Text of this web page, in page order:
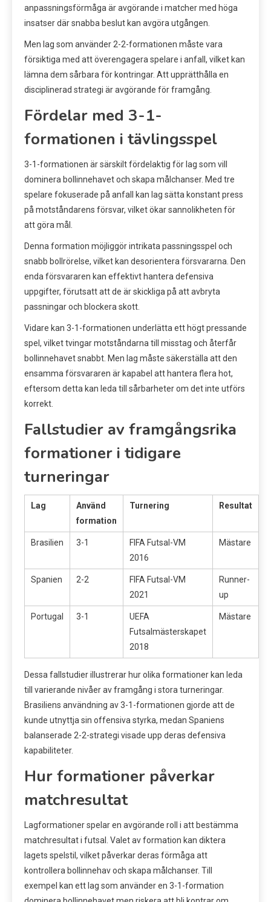
anpassningsförmåga är avgörande i matcher med höga
insatser där snabba beslut kan avgöra utgången.
Men lag som använder 2-2-formationen måste vara
försiktiga med att överengagera spelare i anfall, vilket kan
lämna dem sårbara för kontringar. Att upprätthålla en
disciplinerad strategi är avgörande för framgång.
Fördelar med 3-1-
formationen i tävlingsspel
3-1-formationen är särskilt fördelaktig för lag som vill
dominera bollinnehavet och skapa målchanser. Med tre
spelare fokuserade på anfall kan lag sätta konstant press
på motståndarens försvar, vilket ökar sannolikheten för
att göra mål.
Denna formation möjliggör intrikata passningsspel och
snabb bollrörelse, vilket kan desorientera försvararna. Den
enda försvararen kan effektivt hantera defensiva
uppgifter, förutsatt att de är skickliga på att avbryta
passningar och blockera skott.
Vidare kan 3-1-formationen underlätta ett högt pressande
spel, vilket tvingar motståndarna till misstag och återfår
bollinnehavet snabbt. Men lag måste säkerställa att den
ensamma försvararen är kapabel att hantera flera hot,
eftersom detta kan leda till sårbarheter om det inte utförs
korrekt.
Fallstudier av framgångsrika
formationer i tidigare
turneringar
Lag
Använd
formation
Turnering Resultat
Brasilien 3-1
FIFA Futsal-VM
2016
Mästare
Spanien 2-2
FIFA Futsal-VM
2021
Runner-
up
Portugal 3-1
UEFA
Futsalmästerskapet
2018
Mästare
Dessa fallstudier illustrerar hur olika formationer kan leda
till varierande nivåer av framgång i stora turneringar.
Brasiliens användning av 3-1-formationen gjorde att de
kunde utnyttja sin offensiva styrka, medan Spaniens
balanserade 2-2-strategi visade upp deras defensiva
kapabiliteter.
Hur formationer påverkar
matchresultat
Lagformationer spelar en avgörande roll i att bestämma
matchresultat i futsal. Valet av formation kan diktera
lagets spelstil, vilket påverkar deras förmåga att
kontrollera bollinnehav och skapa målchanser. Till
exempel kan ett lag som använder en 3-1-formation